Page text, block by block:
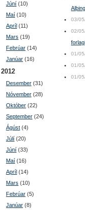
Júní (10)
Maí (10)
Apríl (11)
Mars (19)
Febrúar (14)
Janúar (16)
2012
Desember (31)
Nóvember (28)
Október (22)
September (24)
Ágúst (4)
Júlí (20)
Júní (33)
Maí (16)
Apríl (14)
Mars (10)
Febrúar (5)
Janúar (8)
03/
02/
01/
01/
01/